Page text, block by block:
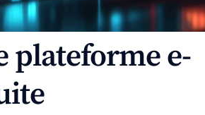
plateforme e-